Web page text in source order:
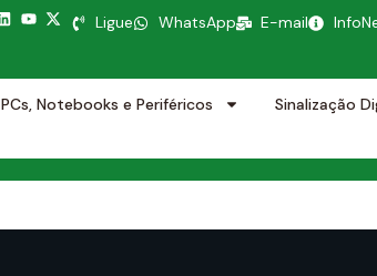
Ligue WhatsApp E-mail
PCs, Notebooks e Periféricos
Sinalização